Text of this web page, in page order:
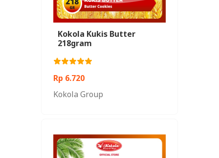
Kokola Kukis Butter
218gram
Rp 6.720
Kokola Group